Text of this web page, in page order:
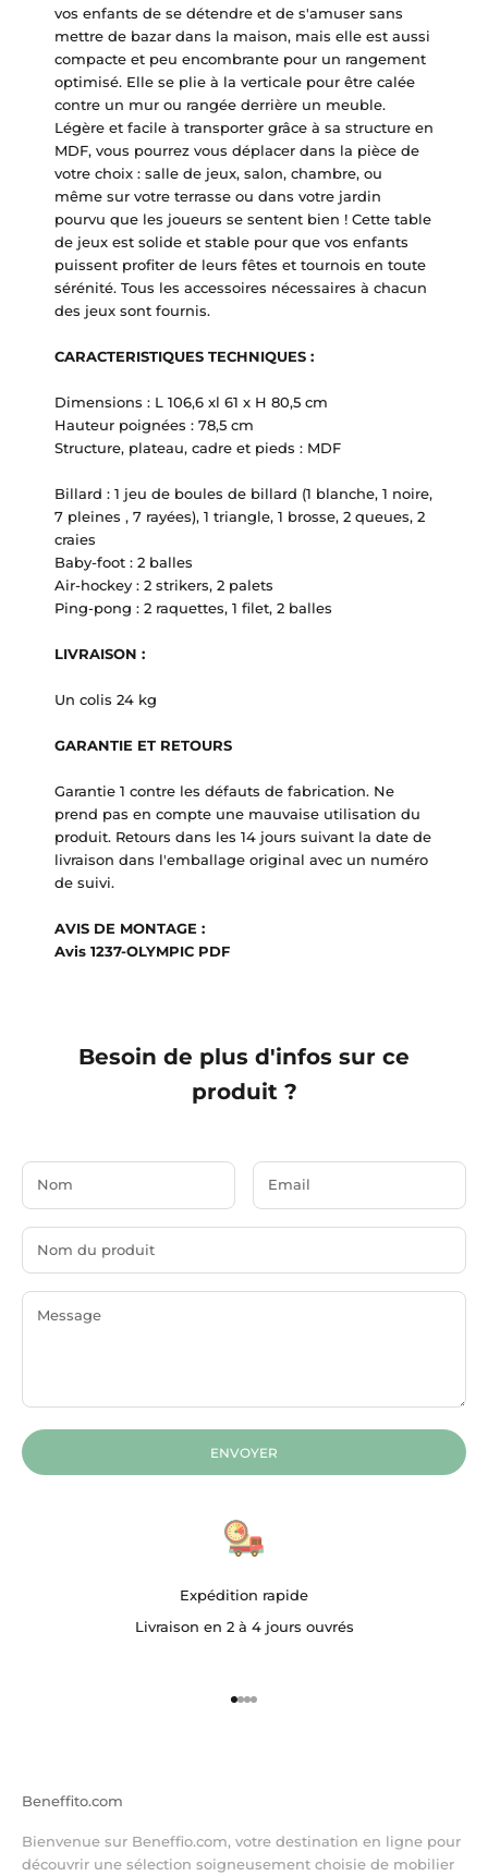
vos enfants de se détendre et de s'amuser sans
mettre de bazar dans la maison, mais elle est aussi
compacte et peu encombrante pour un rangement
optimisé. Elle se plie à la verticale pour être calée
contre un mur ou rangée derrière un meuble.
Légère et facile à transporter grâce à sa structure en
MDF, vous pourrez vous déplacer dans la pièce de
votre choix : salle de jeux, salon, chambre, ou
même sur votre terrasse ou dans votre jardin
pourvu que les joueurs se sentent bien ! Cette table
de jeux est solide et stable pour que vos enfants
puissent profiter de leurs fêtes et tournois en toute
sérénité. Tous les accessoires nécessaires à chacun
des jeux sont fournis.
CARACTERISTIQUES TECHNIQUES :
Dimensions : L 106,6 xl 61 x H 80,5 cm
Hauteur poignées : 78,5 cm
Structure, plateau, cadre et pieds : MDF
Billard : 1 jeu de boules de billard (1 blanche, 1 noire,
7 pleines , 7 rayées), 1 triangle, 1 brosse, 2 queues, 2
craies
Baby-foot : 2 balles
Air-hockey : 2 strikers, 2 palets
Ping-pong : 2 raquettes, 1 filet, 2 balles
LIVRAISON :
Un colis 24 kg
GARANTIE ET RETOURS
Garantie 1 contre les défauts de fabrication. Ne
prend pas en compte une mauvaise utilisation du
produit. Retours dans les 14 jours suivant la date de
livraison dans l'emballage original avec un numéro
de suivi.
AVIS DE MONTAGE :
Avis 1237-OLYMPIC PDF
Besoin de plus d'infos sur ce
produit ?
ENVOYER
Expédition rapide
Livraison en 2 à 4 jours ouvrés
Aller à l'élément 1
Aller à l'élément 2
Aller à l'élément 3
Aller à l'élément 4
Beneffito.com
Bienvenue sur Beneffio.com, votre destination en ligne pour
découvrir une sélection soigneusement choisie de mobilier